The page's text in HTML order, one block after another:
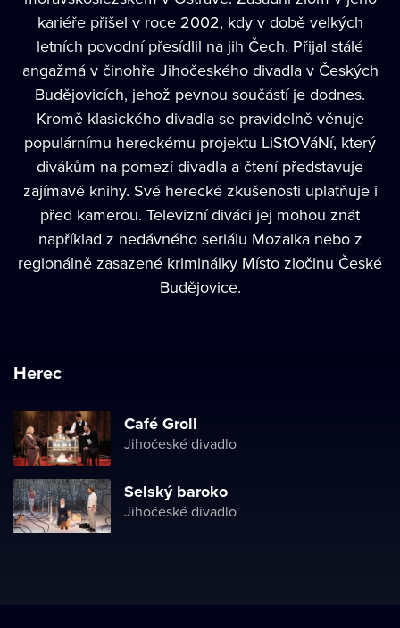
kariéře přišel v roce 2002, kdy v době velkých
letních povodní přesídlil na jih Čech. Přijal stálé
angažmá v činohře Jihočeského divadla v Českých
Budějovicích, jehož pevnou součástí je dodnes.
Kromě klasického divadla se pravidelně věnuje
populárnímu hereckému projektu LiStOVáNí, který
divákům na pomezí divadla a čtení představuje
zajímavé knihy. Své herecké zkušenosti uplatňuje i
před kamerou. Televizní diváci jej mohou znát
například z nedávného seriálu Mozaika nebo z
regionálně zasazené kriminálky Místo zločinu České
Budějovice.
Herec
Café Groll
Jihočeské divadlo
Selský baroko
Jihočeské divadlo